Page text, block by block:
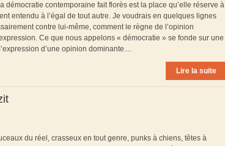
démocratie contemporaine fait florès est la place qu’elle réserve à
entendu à l’égal de tout autre. Je voudrais en quelques lignes
contre lui-même, comment le règne de l’opinion
Ce que nous appelons « démocratie » se fonde sur une
d’une opinion dominante....
Lire la suite
du réel, crasseux en tout genre, punks à chiens, têtes à